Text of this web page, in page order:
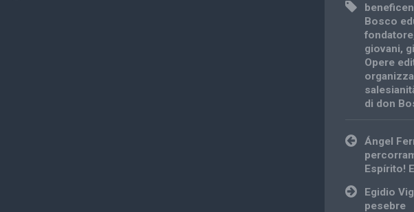
Bosco
fondatore
giovani,
Opere
di don
Post
navigation
Ángel
Espírito!
Egidio
pesebre